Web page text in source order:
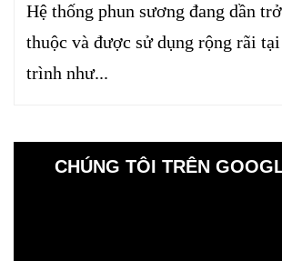
Hệ thống phun sương đang dần
thuộc và được sử dụng rộng rãi
trình như...
CHÚNG TÔI TRÊN